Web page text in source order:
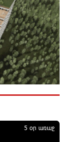
1 օր առաջ
են «Հույս
5 օր առաջ